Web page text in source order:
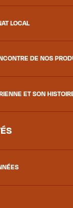
LOCAL
DE NOS
ET SON
Ouvert tous
et de
73300